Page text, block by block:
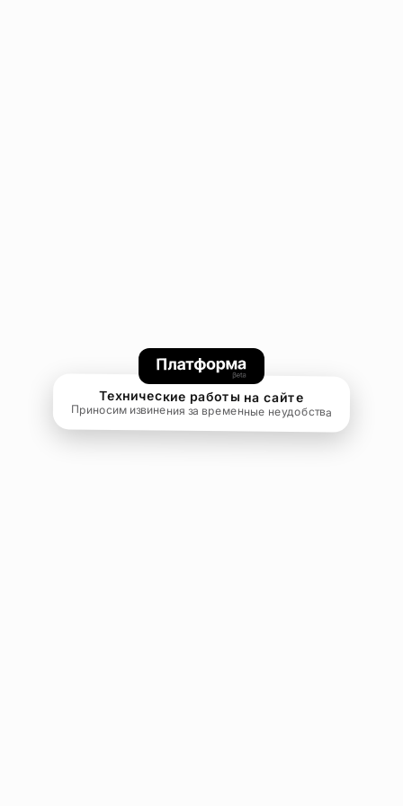
Технические работы на сайте
Приносим извинения за временные неудобства